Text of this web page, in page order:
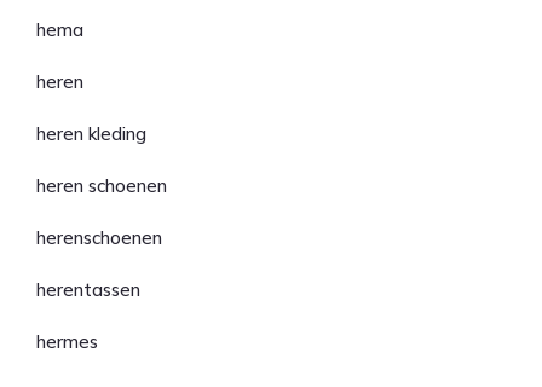
hema
heren
heren kleding
heren schoenen
herenschoenen
herentassen
hermes